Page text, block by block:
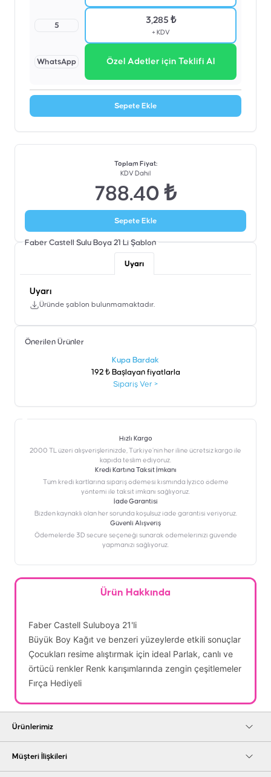
5
3,285 ₺
+ KDV
WhatsApp Özel Adetler için Teklifi Al
Sepete Ekle
Toplam Fiyat:
KDV Dahil
788.40 ₺
Sepete Ekle
Faber Castell Sulu Boya 21 Li Şablon
Uyarı
Uyarı
Üründe şablon bulunmamaktadır.
Önerilen Ürünler
Kupa Bardak
192 ₺ Başlayan fiyatlarla
Sipariş Ver >
Hızlı Kargo
2000 TL üzeri alışverişlerinizde, Türkiye’nin her iline ücretsiz kargo ile
kapıda teslim ediyoruz.
Kredi Kartına Taksit İmkanı
‎Tüm kredi kartlarına sipariş ödemesi kısmında İyzico ödeme
yöntemi ile taksit imkanı sağlıyoruz.
İade Garantisi
Bizden kaynaklı olan her sorunda koşulsuz iade garantisi veriyoruz.
Güvenli Alışveriş
Ödemelerde 3D secure seçeneği sunarak ödemelerinizi güvende
yapmanızı sağlıyoruz.
Ürün Hakkında
Faber Castell Suluboya 21'li
Büyük Boy Kağıt ve benzeri yüzeylerde etkili sonuçlar
Çocukları resime alıştırmak için ideal Parlak, canlı ve
örtücü renkler Renk karışımlarında zengin çeşitlemeler
Fırça Hediyeli
Ürünlerimiz
Müşteri İlişkileri